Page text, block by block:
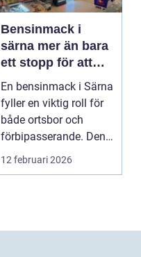
Bensinmack i
särna mer än bara
ett stopp för att
tanka
En bensinmack i Särna
fyller en viktig roll för
både ortsbor och
förbipasserande. Den
fungerar som e...
12 februari 2026